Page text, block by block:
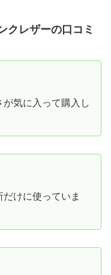
クレザーの口コミ
気に入って購入し
だけに使っていま